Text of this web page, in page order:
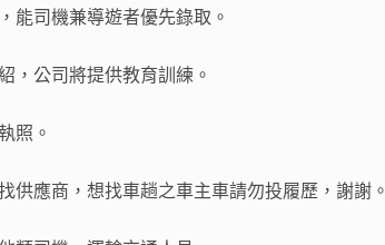
能司機兼導遊者優先錄取。
，公司將提供教育訓練。
照。
供應商，想找車趟之車主車請勿投履歷，謝謝。